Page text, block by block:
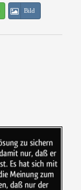
Bild